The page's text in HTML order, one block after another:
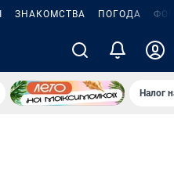
ЗНАКОМСТВА ПОГОДА
Налог